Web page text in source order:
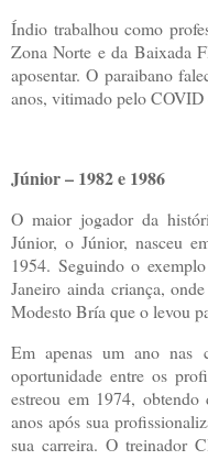
Índio trabalhou como
Zona Norte e da Baixada
aposentar. O paraibano
anos, vitimado pelo COVID
Júnior – 1982 e 1986
O maior jogador da
Júnior, o Júnior, nasceu
1954. Seguindo o
Janeiro ainda criança,
Modesto Bría que o levou
Em apenas um ano nas
oportunidade entre os
estreou em 1974,
anos após sua
sua carreira. O treinador